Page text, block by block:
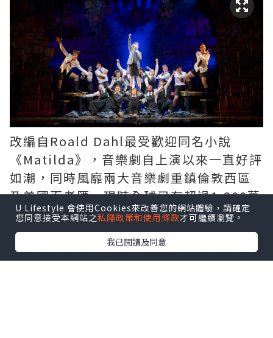
改編自Roald Dahl最受歡迎同名小說
《Matilda》，音樂劇自上演以來一直好評
如潮，同時風靡兩大音樂劇重鎮倫敦西區
及美國百老匯，現時全球已有超過1,200萬
人入場觀賞，多年來共橫掃101個國際殊
榮，當中包括24項最佳音樂劇獎、7項英國
劇場界「奧斯卡」奧利花獎，以及美國東
U Lifestyle 會使用Cookies來改善您的網站體驗，請確定
您同意接受本網站之私隱政策和使用條款才可繼續瀏覽。
我已閱讀及同意